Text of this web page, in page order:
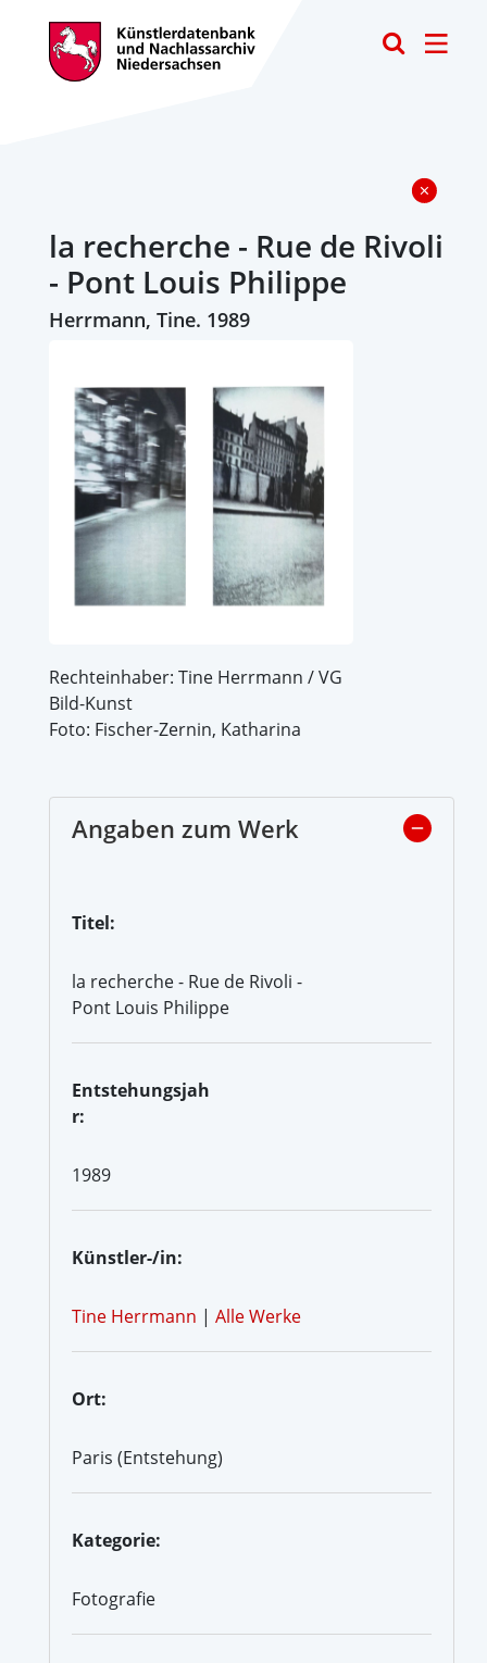
la recherche - Rue de Rivoli
- Pont Louis Philippe
Herrmann, Tine. 1989
Rechteinhaber: Tine Herrmann / VG
Bild-Kunst
Foto: Fischer-Zernin, Katharina
Angaben zum Werk
Titel:
la recherche - Rue de Rivoli -
Pont Louis Philippe
Entstehungsjah
r:
1989
Künstler-/in:
Tine Herrmann | Alle Werke
Ort:
Paris (Entstehung)
Kategorie:
Fotografie